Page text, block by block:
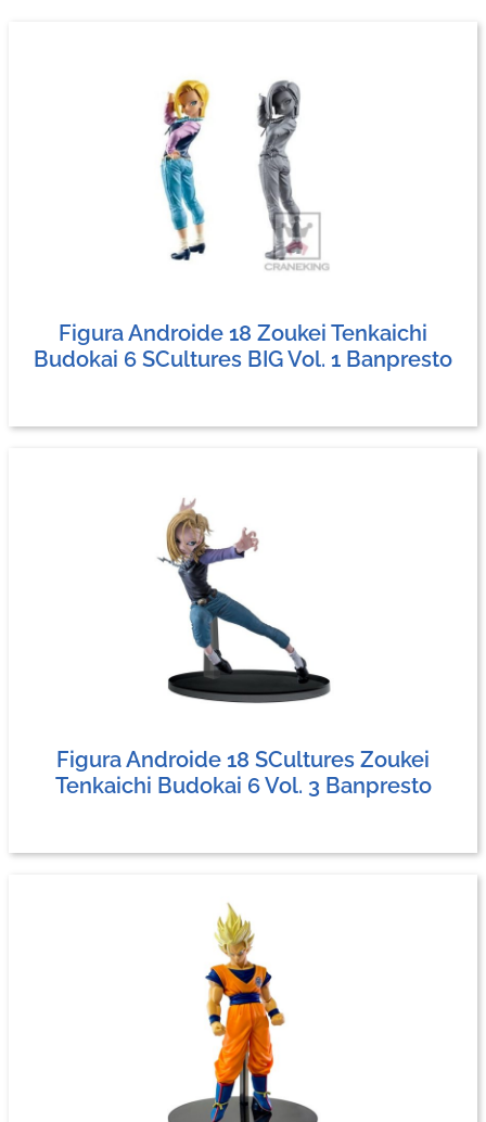
Figura Androide 18 Zoukei Tenkaichi
Budokai 6 SCultures BIG Vol. 1 Banpresto
Figura Androide 18 SCultures Zoukei
Tenkaichi Budokai 6 Vol. 3 Banpresto